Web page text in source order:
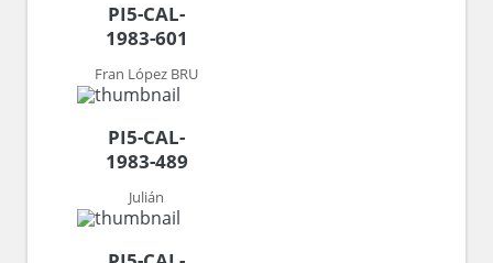
PI5-CAL-
1983-601
Fran López BRU
PI5-CAL-
1983-489
Julián